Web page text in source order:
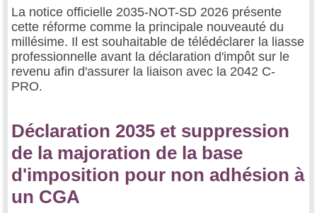
La notice officielle 2035-NOT-SD 2026 présente
cette réforme comme la principale nouveauté du
millésime. Il est souhaitable de télédéclarer la liasse
professionnelle avant la déclaration d'impôt sur le
revenu afin d'assurer la liaison avec la 2042 C-
PRO.
Déclaration 2035 et suppression
de la majoration de la base
d'imposition pour non adhésion à
un CGA